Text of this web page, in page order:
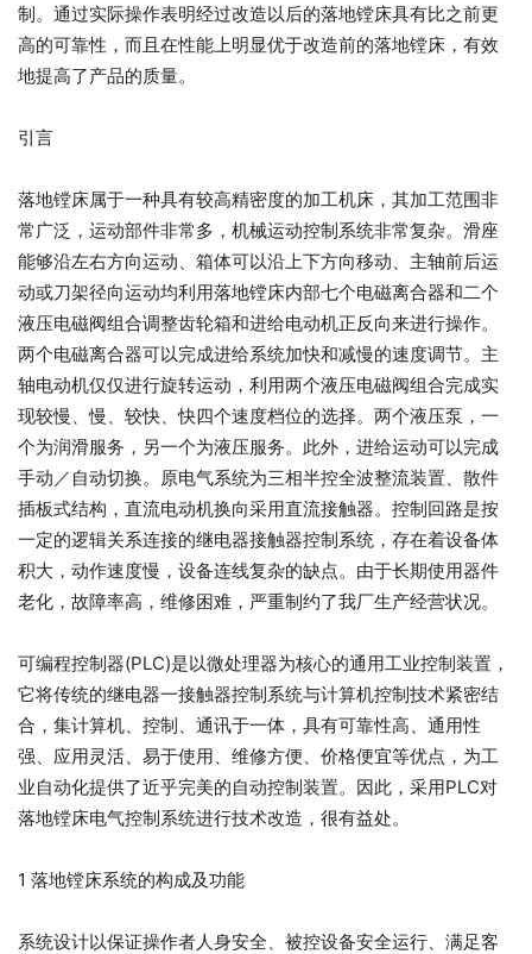
制。通过实际操作表明经过改造以后的落地镗床具有比之前更
高的可靠性，而且在性能上明显优于改造前的落地镗床，有效
地提高了产品的质量。
引言
落地镗床属于一种具有较高精密度的加工机床，其加工范围非
常广泛，运动部件非常多，机械运动控制系统非常复杂。滑座
能够沿左右方向运动、箱体可以沿上下方向移动、主轴前后运
动或刀架径向运动均利用落地镗床内部七个电磁离合器和二个
液压电磁阀组合调整齿轮箱和进给电动机正反向来进行操作。
两个电磁离合器可以完成进给系统加快和减慢的速度调节。主
轴电动机仅仅进行旋转运动，利用两个液压电磁阀组合完成实
现较慢、慢、较快、快四个速度档位的选择。两个液压泵，一
个为润滑服务，另一个为液压服务。此外，进给运动可以完成
手动／自动切换。原电气系统为三相半控全波整流装置、散件
插板式结构，直流电动机换向采用直流接触器。控制回路是按
一定的逻辑关系连接的继电器接触器控制系统，存在着设备体
积大，动作速度慢，设备连线复杂的缺点。由于长期使用器件
老化，故障率高，维修困难，严重制约了我厂生产经营状况。
可编程控制器(PLC)是以微处理器为核心的通用工业控制装置，
它将传统的继电器一接触器控制系统与计算机控制技术紧密结
合，集计算机、控制、通讯于一体，具有可靠性高、通用性
强、应用灵活、易于使用、维修方便、价格便宜等优点，为工
业自动化提供了近乎完美的自动控制装置。因此，采用PLC对
落地镗床电气控制系统进行技术改造，很有益处。
1 落地镗床系统的构成及功能
系统设计以保证操作者人身安全、被控设备安全运行、满足客